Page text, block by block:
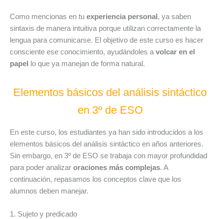
Como mencionas en tu experiencia personal , ya saben
sintaxis de manera intuitiva porque utilizan correctamente la
lengua para comunicarse. El objetivo de este curso es hacer
consciente ese conocimiento, ayudándoles a volcar en el
papel
lo que ya manejan de forma natural.
Elementos básicos del análisis sintáctico
en 3º de ESO
En este curso, los estudiantes ya han sido introducidos a los
elementos básicos del análisis sintáctico en años anteriores.
Sin embargo, en 3º de ESO se trabaja con mayor profundidad
para poder analizar oraciones más complejas. A
continuación, repasamos los conceptos clave que los
alumnos deben manejar.
1. Sujeto y predicado